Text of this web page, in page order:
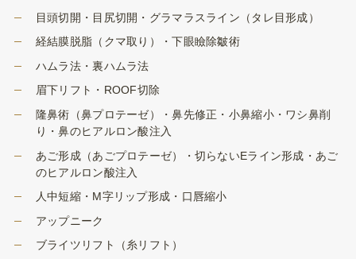
目頭切開・目尻切開・グラマラスライン（タレ目形成）
経結膜脱脂（クマ取り）・下眼瞼除皺術
ハムラ法・裏ハムラ法
眉下リフト・ROOF切除
隆鼻術（鼻プロテーゼ）・鼻先修正・小鼻縮小・ワシ鼻削
り・鼻のヒアルロン酸注入
あご形成（あごプロテーゼ）・切らないEライン形成・あご
のヒアルロン酸注入
人中短縮・M字リップ形成・口唇縮小
アップニーク
ブライツリフト（糸リフト）